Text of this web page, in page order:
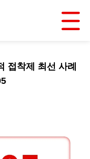
접착제 최선 사례